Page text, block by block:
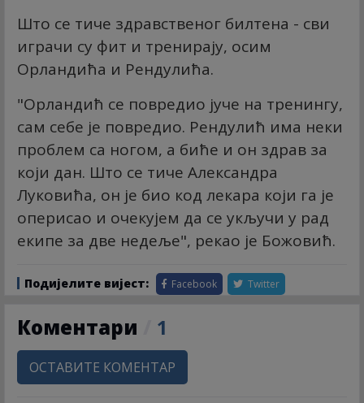
Што се тиче здравственог билтена - сви
играчи су фит и тренирају, осим
Орландића и Рендулића.
"Орландић се повредио јуче на тренингу,
сам себе је повредио. Рендулић има неки
проблем са ногом, а биће и он здрав за
који дан. Што се тиче Александра
Луковића, он је био код лекара који га је
оперисао и очекујем да се укључи у рад
екипе за две недеље", рекао је Божовић.
Подијелите вијест: Facebook Twitter
Коментари 1
ОСТАВИТЕ КОМЕНТАР